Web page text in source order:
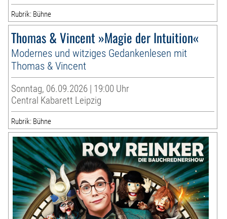
Rubrik: Bühne
Thomas & Vincent »Magie der Intuition«
Modernes und witziges Gedankenlesen mit
Thomas & Vincent
Sonntag, 06.09.2026 | 19:00 Uhr
Central Kabarett Leipzig
Rubrik: Bühne